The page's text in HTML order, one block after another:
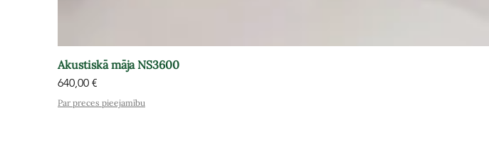
Akustiskā māja NS3600
Cena
640,00 €
Par preces pieejamību